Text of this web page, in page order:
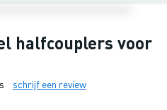
halfcouplers voor
schrijf een review